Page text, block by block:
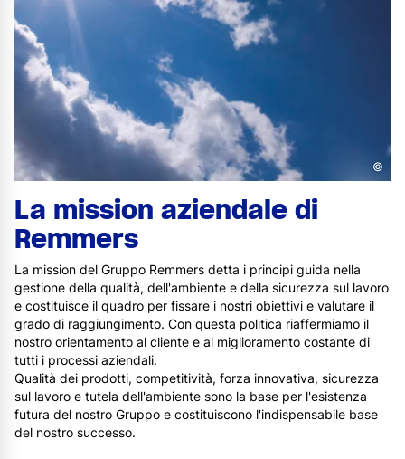
La mission aziendale di
Remmers
La mission del Gruppo Remmers detta i principi guida nella
gestione della qualità, dell'ambiente e della sicurezza sul lavoro
e costituisce il quadro per fissare i nostri obiettivi e valutare il
grado di raggiungimento. Con questa politica riaffermiamo il
nostro orientamento al cliente e al miglioramento costante di
tutti i processi aziendali.
Qualità dei prodotti, competitività, forza innovativa, sicurezza
sul lavoro e tutela dell'ambiente sono la base per l'esistenza
futura del nostro Gruppo e costituiscono l'indispensabile base
del nostro successo.
©